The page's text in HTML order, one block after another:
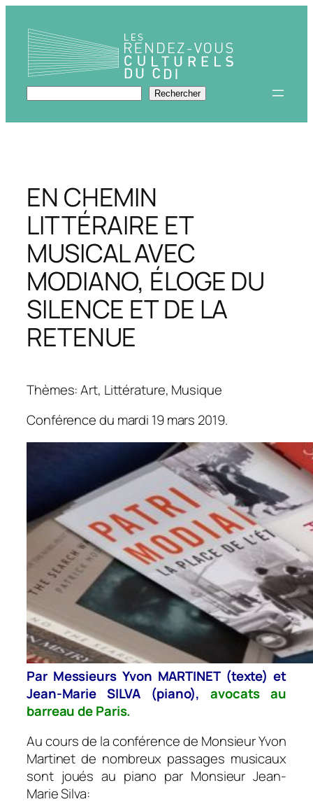
contenu
Rechercher Rechercher
EN CHEMIN
LITTÉRAIRE ET
MUSICAL AVEC
MODIANO, ÉLOGE DU
SILENCE ET DE LA
RETENUE
Thèmes: Art, Littérature, Musique
Conférence du mardi 19 mars 2019.
Par Messieurs Yvon MARTINET (texte) et
Jean-Marie SILVA (piano),
avocats au
barreau de Paris.
Au cours de la conférence de Monsieur Yvon
Martinet de nombreux passages musicaux
sont joués au piano par Monsieur Jean-
Marie Silva: